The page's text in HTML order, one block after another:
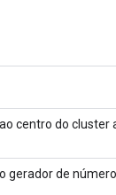
centro do
gerador de